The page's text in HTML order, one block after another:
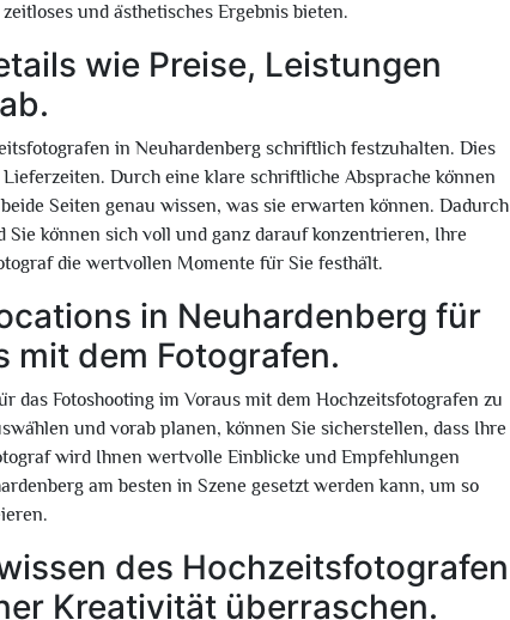
und ästhetisches Ergebnis bieten.
wie Preise, Leistungen
in Neuhardenberg schriftlich festzuhalten. Dies
Durch eine klare schriftliche Absprache können
Seiten genau wissen, was sie erwarten können. Dadurch
können sich voll und ganz darauf konzentrieren, Ihre
die wertvollen Momente für Sie festhält.
in Neuhardenberg für
mit dem Fotografen.
das Fotoshooting im Voraus mit dem Hochzeitsfotografen zu
und vorab planen, können Sie sicherstellen, dass Ihre
wird Ihnen wertvolle Einblicke und Empfehlungen
am besten in Szene gesetzt werden kann, um so
des Hochzeitsfotografen
Kreativität überraschen.